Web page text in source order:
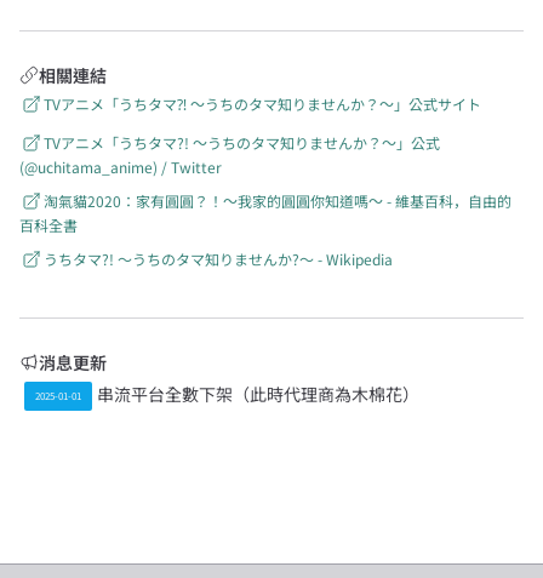
相關連結
TVアニメ「うちタマ⁈ ～うちのタマ知りませんか？～」公式サイト
TVアニメ「うちタマ?! ～うちのタマ知りませんか？～」公式
(@uchitama_anime) / Twitter
淘氣貓2020：家有圓圓？！～我家的圓圓你知道嗎～ - 維基百科，自由的
百科全書
うちタマ?! 〜うちのタマ知りませんか?〜 - Wikipedia
消息更新
2025-01-01 串流平台全數下架（此時代理商為木棉花）